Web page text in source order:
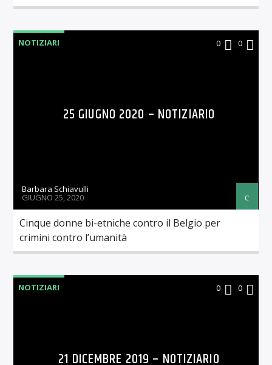
NOTIZIARI 0 0
25 GIUGNO 2020 – NOTIZIARIO
Barbara Schiavulli
GIUGNO 25, 2020
Cinque donne bi-etniche contro il Belgio per
crimini contro l’umanità
NOTIZIARI 0 0
21 DICEMBRE 2019 – NOTIZIARIO